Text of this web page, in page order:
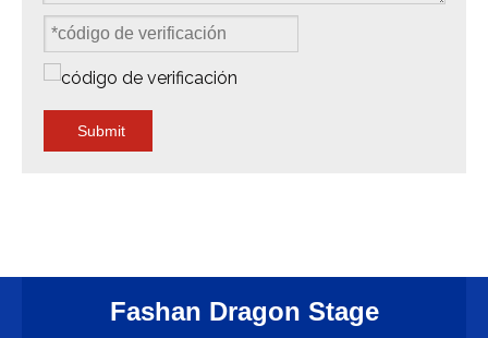
Submit
Fashan Dragon Stage